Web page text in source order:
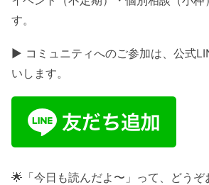
す。
▶ コミュニティへのご参加は、公式
いします。
🌟「今日も読んだよ〜」って、どうぞ